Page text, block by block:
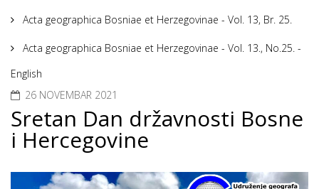
Acta geographica Bosniae et Herzegovinae - Vol. 13, Br. 25.
Acta geographica Bosniae et Herzegovinae - Vol. 13., No.25. -
English
26 NOVEMBAR 2021
Sretan Dan državnosti Bosne
i Hercegovine